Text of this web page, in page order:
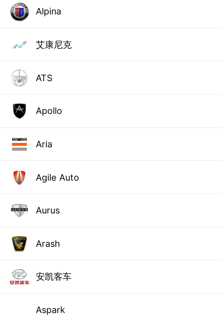
Alpina
艾康尼克
ATS
Apollo
Aria
Agile Auto
Aurus
Arash
安凯客车
Aspark